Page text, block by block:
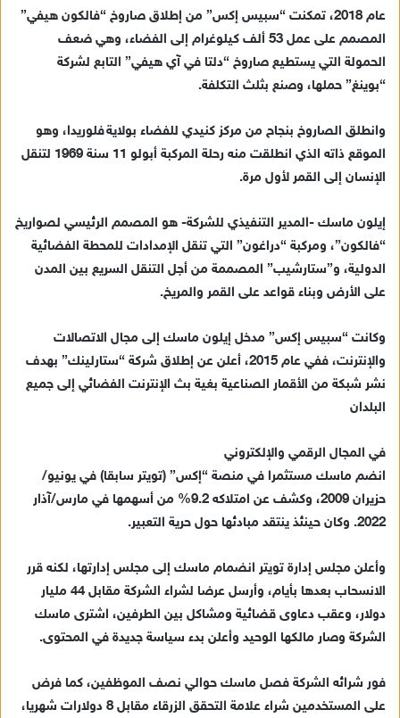
عام 2018، تمكنت “سبيس إكس” من إطلاق صاروخ “فالكون هيفي”
المصمم على عمل 53 ألف كيلوغرام إلى الفضاء، وهي ضعف
الحمولة التي يستطيع صاروخ “دلتا في آي هيفي” التابع لشركة
“بوينغ” حملها، وصنع بثلث التكلفة.
وانطلق الصاروخ بنجاح من مركز كنيدي للفضاء بولاية فلوريدا، وهو
الموقع ذاته الذي انطلقت منه رحلة المركبة أبولو 11 سنة 1969 لتنقل
الإنسان إلى القمر لأول مرة.
إيلون ماسك -المدير التنفيذي للشركة- هو المصمم الرئيسي لصواريخ
“فالكون”، ومركبة “دراغون” التي تنقل الإمدادات للمحطة الفضائية
الدولية، و”ستارشيب” المصممة من أجل التنقل السريع بين المدن
على الأرض وبناء قواعد على القمر والمريخ.
وكانت “سبيس إكس” مدخل إيلون ماسك إلى مجال الاتصالات
والإنترنت، ففي عام 2015، أعلن عن إطلاق شركة “ستارلينك” بهدف
نشر شبكة من الأقمار الصناعية بغية بث الإنترنت الفضائي إلى جميع
البلدان
في المجال الرقمي والإلكتروني
انضم ماسك مستثمرا في منصة “إكس” (تويتر سابقا) في يونيو/
حزيران 2009، وكشف عن امتلاكه 9.2% من أسهمها في مارس/آذار
2022. وكان حينئذ ينتقد مبادئها حول حرية التعبير.
وأعلن مجلس إدارة تويتر انضمام ماسك إلى مجلس إدارتها، لكنه قرر
الانسحاب بعدها بأيام، وأرسل عرضا لشراء الشركة مقابل 44 مليار
دولار، وعقب دعاوى قضائية ومشاكل بين الطرفين، اشترى ماسك
الشركة وصار مالكها الوحيد وأعلن بدء سياسة جديدة في المحتوى.
فور شرائه الشركة فصل ماسك حوالي نصف الموظفين، كما فرض
على المستخدمين شراء علامة التحقق الزرقاء مقابل 8 دولارات شهريا،